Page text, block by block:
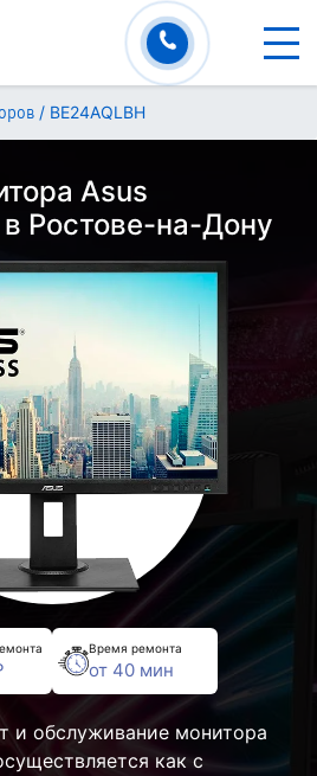
/ BE24AQLBH
Asus
в Ростове-на-Дону
Время ремонта
от 40 мин
и обслуживание монитора
как с